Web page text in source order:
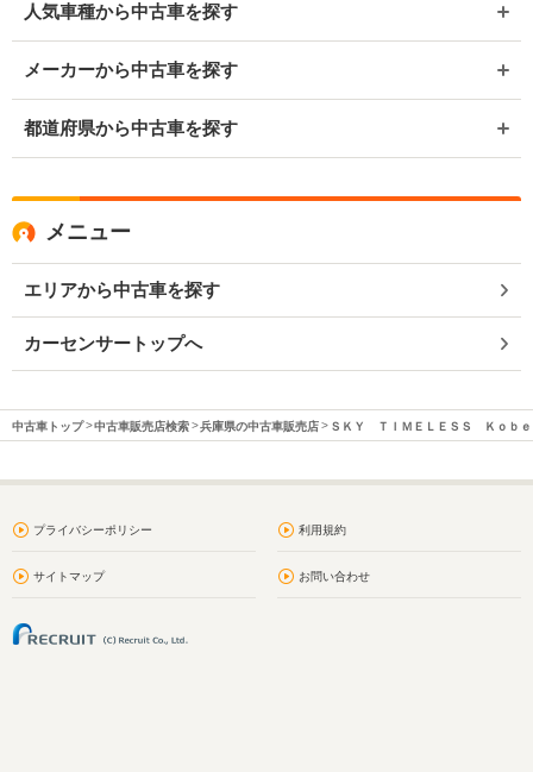
人気車種から中古車を探す
メーカーから中古車を探す
都道府県から中古車を探す
メニュー
エリアから中古車を探す
カーセンサートップへ
中古車トップ 中古車販売店検索 兵庫県の中古車販売店 ＳＫＹ ＴＩＭＥＬＥＳＳ Ｋｏｂｅ
プライバシーポリシー 利用規約
サイトマップ お問い合わせ